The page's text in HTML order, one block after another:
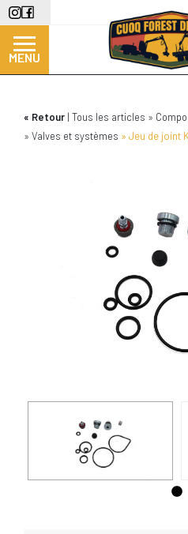
Aller
au
contenu
principal
MENU
Retour Tous les articles
Valves et systèmes
Jeu de joint